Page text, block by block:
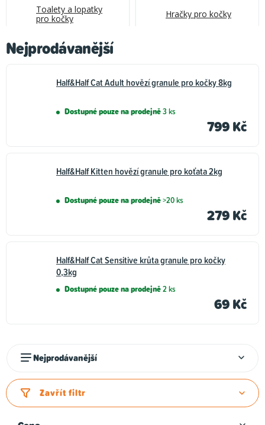
Toalety a lopatky
pro kočky
Hračky pro kočky
Kosmetika a hygiena
Škrabadla a
odpočívadla pro
Obojky, vodítka,
Pasty pro kočky
Nejprodávanější
Half&Half Cat Adult hovězí granule pro kočky 8kg
Dostupné pouze na prodejně3 ks
799 Kč
Half&Half Kitten hovězí granule pro koťata 2kg
Dostupné pouze na prodejně>20 ks
279 Kč
Half&Half Cat Sensitive krůta granule pro kočky
0,3kg
Dostupné pouze na prodejně2 ks
69 Kč
z
e
Nejprodávanější
Zavřít filtr